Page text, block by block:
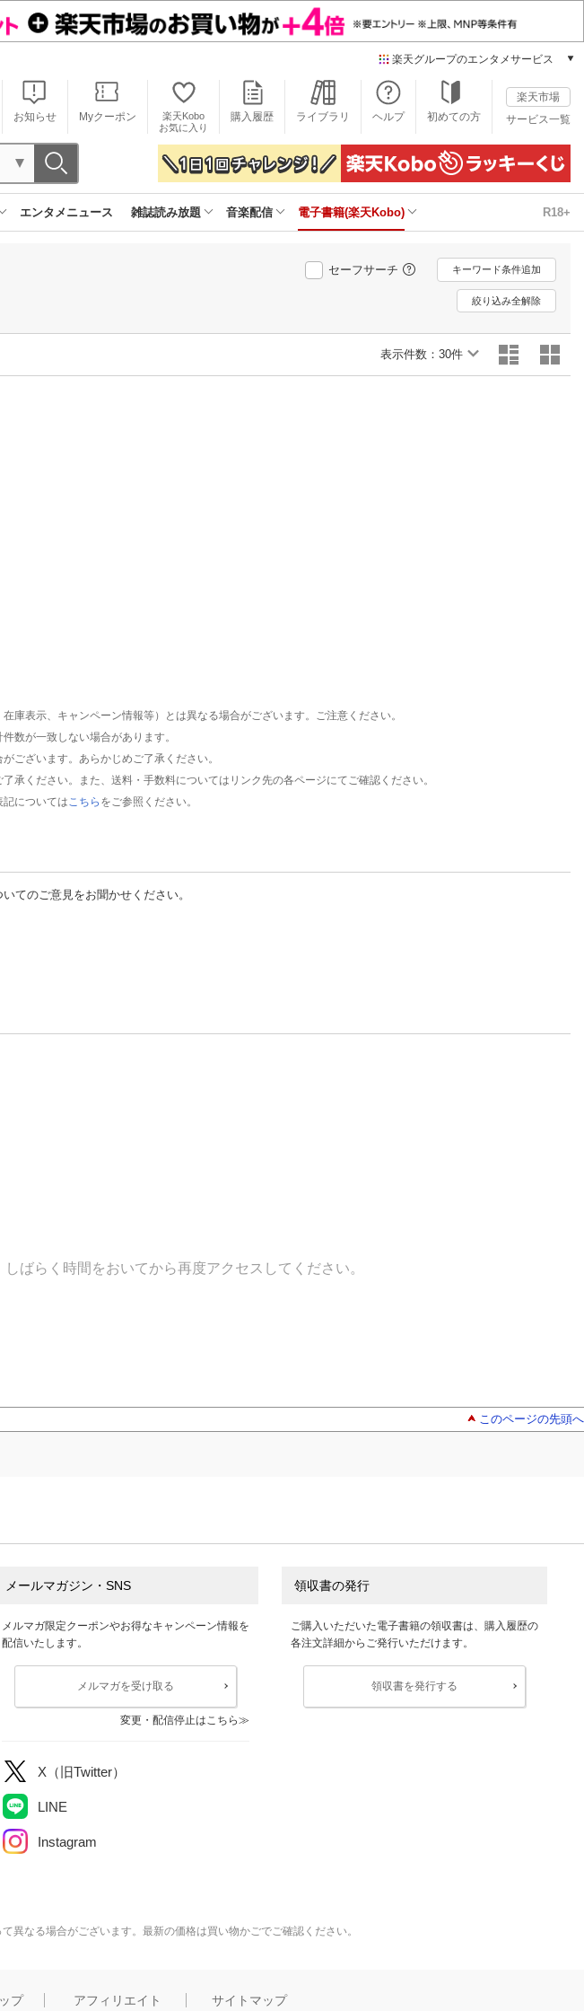
楽天グループのエンタメサービス
本/ゲーム/CD/DVD
楽天ブックス
電子書籍
楽天Kobo
雑誌読み放題
楽天ミュージック
動画配信
楽天TV
動画配信ガイド
Rチャンネル
お知らせ Myクーポン
楽天Kobo
お気に入り
購入履歴 ライブラリ ヘルプ 初めての方
楽天市場
サービス一覧
エンタメニュース 雑誌読み放題 音楽配信 電子書籍(楽天Kobo) R18+
セーフサーチ キーワード条件追加
絞り込み全解除
表示件数： 30件
表示、キャンペーン情報等）とは異なる場合がございます。ご注意ください。
数が一致しない場合があります。
ございます。あらかじめご了承ください。
ください。また、送料・手数料についてはリンク先の各ページにてご確認ください。
については こちら をご参照ください。
てのご意見をお聞かせください。
ばらく時間をおいてから再度アクセスしてください。
このページの先頭へ
メールマガジン・SNS
メルマガ限定クーポンやお得なキャンペーン情報を
配信いたします。
メルマガを受け取る
変更・配信停止はこちら
X（旧Twitter）
LINE
Instagram
領収書の発行
ご購入いただいた電子書籍の領収書は、購入履歴の
各注文詳細からご発行いただけます。
領収書を発行する
異なる場合がございます。最新の価格は買い物かごでご確認ください。
プ アフィリエイト サイトマップ